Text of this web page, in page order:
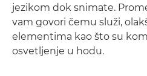
jezikom dok snimate.
vam govori čemu služi,
elementima kao što su
osvetljenje u hodu.